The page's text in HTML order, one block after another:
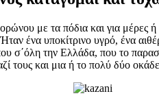
με τα πόδια και για μέρες
ένα υποκίτρινο υγρό, ένα
σ΄όλη την Ελλάδα, που το
τους και μια ή το πολύ δύο